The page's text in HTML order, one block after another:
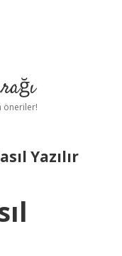
öneriler!
Yazılır